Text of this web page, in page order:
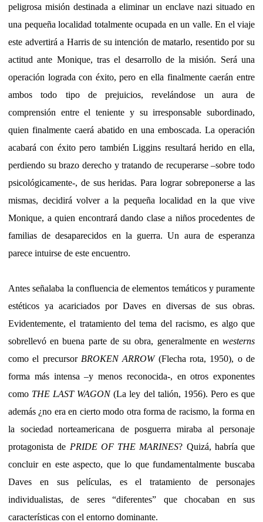
peligrosa misión destinada a eliminar un enclave nazi situado en
una pequeña localidad totalmente ocupada en un valle. En el viaje
este advertirá a Harris de su intención de matarlo, resentido por su
actitud ante Monique, tras el desarrollo de la misión. Será una
operación lograda con éxito, pero en ella finalmente caerán entre
ambos todo tipo de prejuicios, revelándose un aura de
comprensión entre el teniente y su irresponsable subordinado,
quien finalmente caerá abatido en una emboscada. La operación
acabará con éxito pero también Liggins resultará herido en ella,
perdiendo su brazo derecho y tratando de recuperarse –sobre todo
psicológicamente-, de sus heridas. Para lograr sobreponerse a las
mismas, decidirá volver a la pequeña localidad en la que vive
Monique, a quien encontrará dando clase a niños procedentes de
familias de desaparecidos en la guerra. Un aura de esperanza
parece intuirse de este encuentro.
Antes señalaba la confluencia de elementos temáticos y puramente
estéticos ya acariciados por Daves en diversas de sus obras.
Evidentemente, el tratamiento del tema del racismo, es algo que
sobrellevó en buena parte de su obra, generalmente en westerns
como el precursor BROKEN ARROW(Flecha rota, 1950), o de
forma más intensa –y menos reconocida-, en otros exponentes
como THE LAST WAGON(La ley del talión, 1956). Pero es que
además ¿no era en cierto modo otra forma de racismo, la forma en
la sociedad norteamericana de posguerra miraba al personaje
protagonista de PRIDE OF THE MARINES? Quizá, habría que
concluir en este aspecto, que lo que fundamentalmente buscaba
Daves en sus películas, es el tratamiento de personajes
individualistas, de seres “diferentes” que chocaban en sus
características con el entorno dominante.